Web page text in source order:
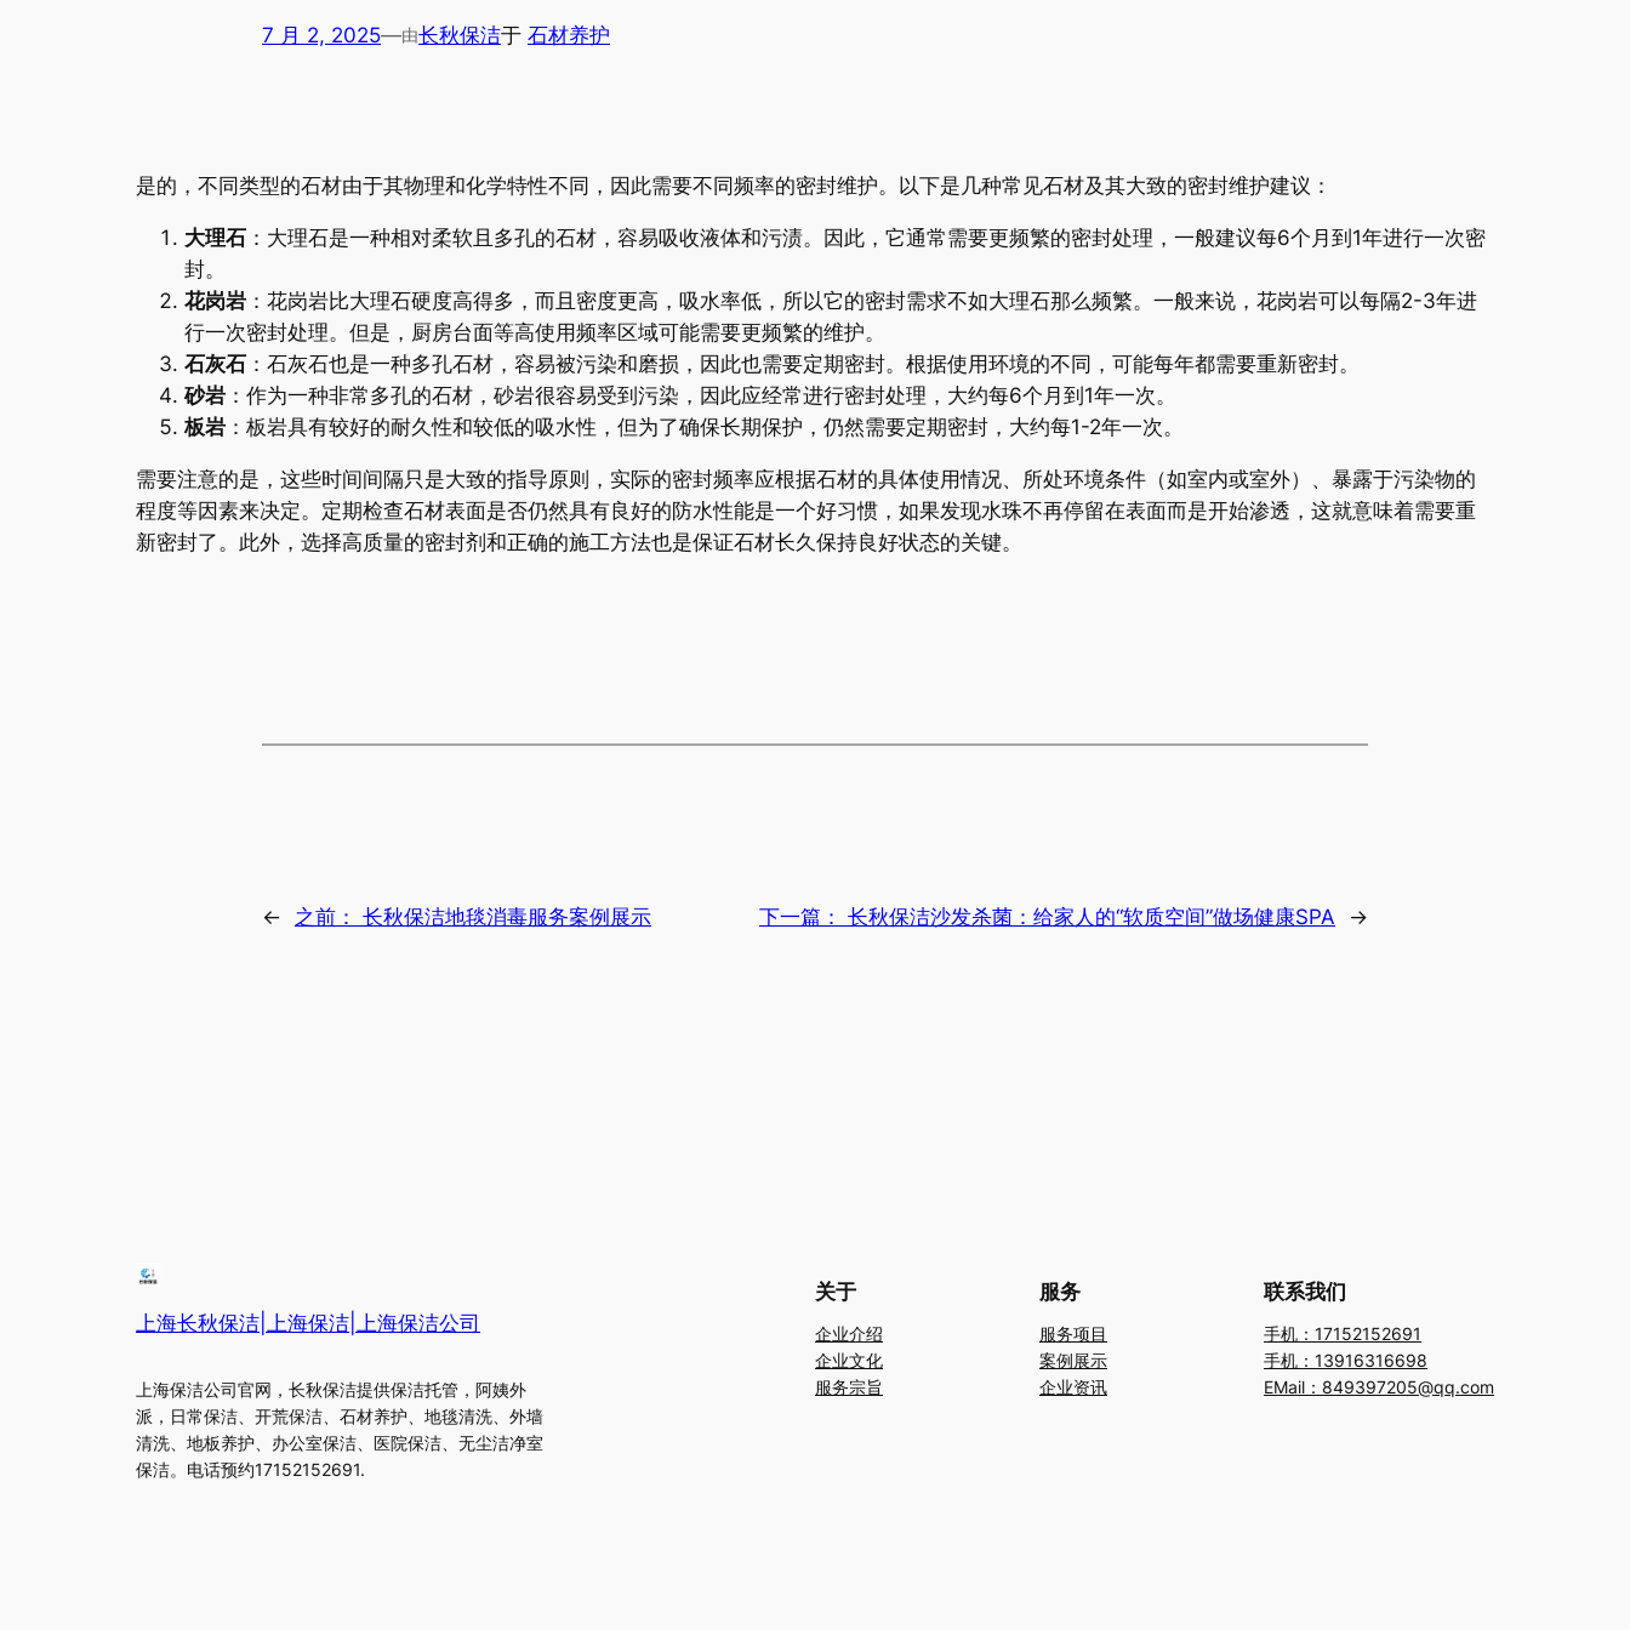
7 月 2, 2025—由长秋保洁于 石材养护
是的，不同类型的石材由于其物理和化学特性不同，因此需要不同频率的密封维护。以下是几种常见石材及其大致的密封维护建议：
大理石 ：大理石是一种相对柔软且多孔的石材，容易吸收液体和污渍。因此，它通常需要更频繁的密封处理，一般建议每6个月到1年进行一次密
封。
花岗岩 ：花岗岩比大理石硬度高得多，而且密度更高，吸水率低，所以它的密封需求不如大理石那么频繁。一般来说，花岗岩可以每隔2-3年进
行一次密封处理。但是，厨房台面等高使用频率区域可能需要更频繁的维护。
石灰石 ：石灰石也是一种多孔石材，容易被污染和磨损，因此也需要定期密封。根据使用环境的不同，可能每年都需要重新密封。
砂岩 ：作为一种非常多孔的石材，砂岩很容易受到污染，因此应经常进行密封处理，大约每6个月到1年一次。
板岩 ：板岩具有较好的耐久性和较低的吸水性，但为了确保长期保护，仍然需要定期密封，大约每1-2年一次。
需要注意的是，这些时间间隔只是大致的指导原则，实际的密封频率应根据石材的具体使用情况、所处环境条件（如室内或室外）、暴露于污染物的
程度等因素来决定。定期检查石材表面是否仍然具有良好的防水性能是一个好习惯，如果发现水珠不再停留在表面而是开始渗透，这就意味着需要重
新密封了。此外，选择高质量的密封剂和正确的施工方法也是保证石材长久保持良好状态的关键。
← 之前： 长秋保洁地毯消毒服务案例展示​ 下一篇： 长秋保洁沙发杀菌：给家人的“软质空间”做场健康SPA →
上海长秋保洁|上海保洁|上海保洁公司
上海保洁公司官网，长秋保洁提供保洁托管，阿姨外
派，日常保洁、开荒保洁、石材养护、地毯清洗、外墙
清洗、地板养护、办公室保洁、医院保洁、无尘洁净室
保洁。电话预约17152152691.
关于
企业介绍
企业文化
服务宗旨
服务
服务项目
案例展示
企业资讯
联系我们
手机：17152152691
手机：13916316698
EMail：849397205@qq.com